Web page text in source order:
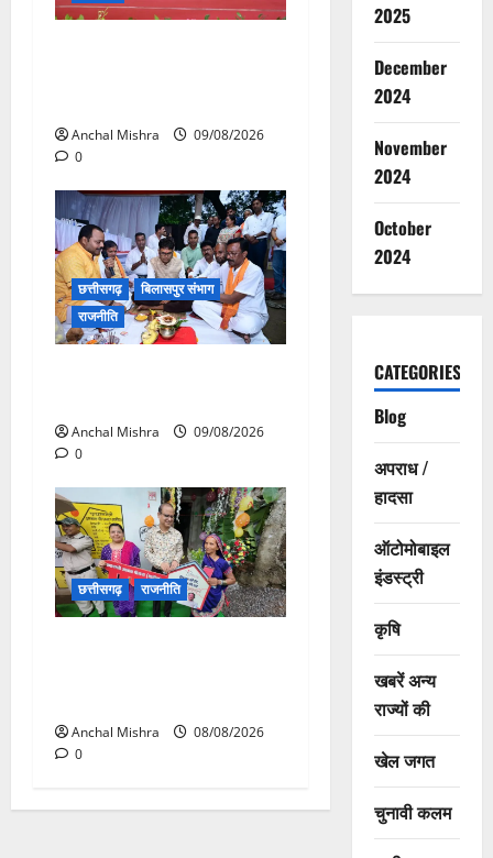
Anchal Mishra
09/08/2026
0
छत्तीसगढ़
बिलासपुर संभाग
राजनीति
Anchal Mishra
09/08/2026
0
छत्तीसगढ़ राजनीति
Anchal Mishra
08/08/2026
0
2025
December
2024
November
2024
October
2024
CATEGORIES
Blog
अपराध /
हादसा
ऑटोमोबाइल
इंडस्ट्री
कृषि
खबरें अन्य
राज्यों की
खेल जगत
चुनावी कलम